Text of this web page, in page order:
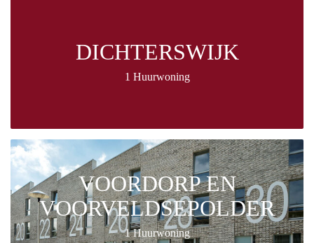
DICHTERSWIJK
1 Huurwoning
VOORDORP EN
VOORVELDSEPOLDER
1 Huurwoning